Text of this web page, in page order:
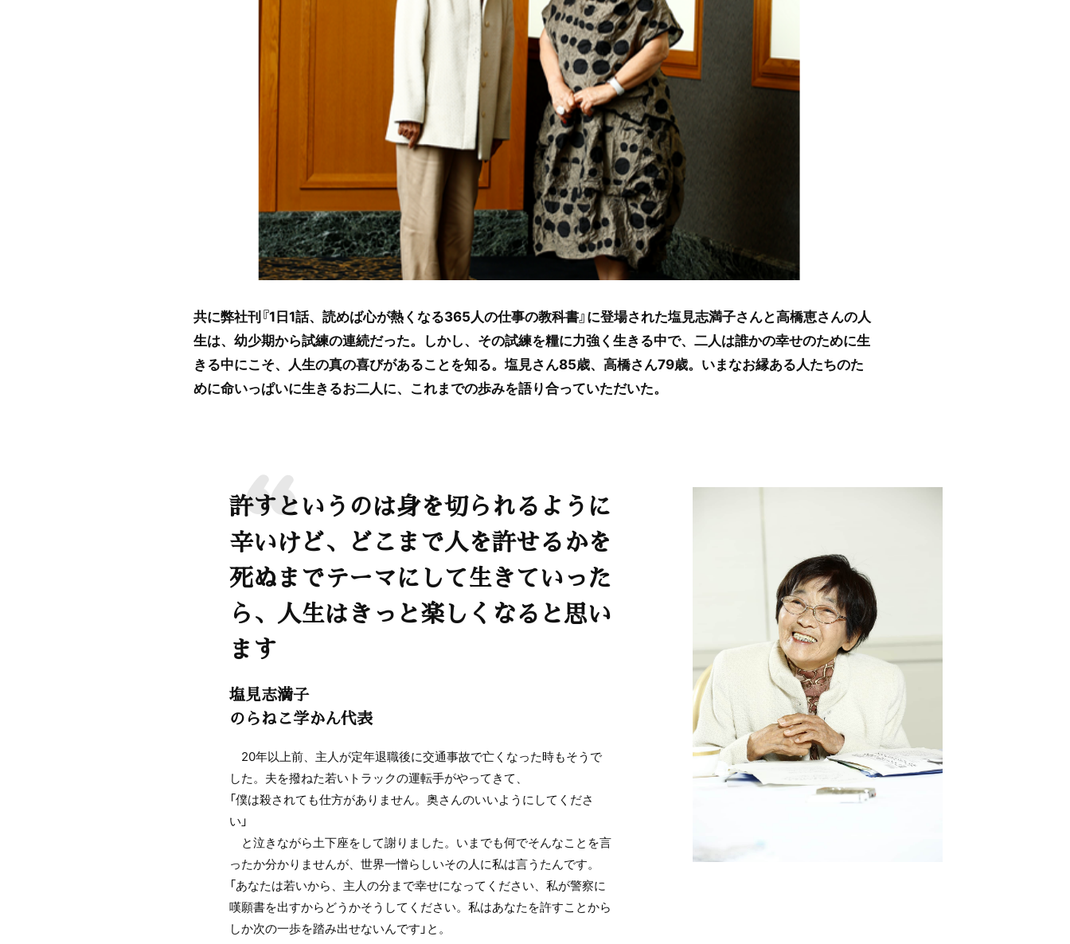
共に弊社刊『1日1話、読めば心が熱くなる365人の仕事の教科書』に登場された塩見志満子さんと高橋恵さんの人
生は、幼少期から試練の連続だった。しかし、その試練を糧に力強く生きる中で、二人は誰かの幸せのために生
きる中にこそ、人生の真の喜びがあることを知る。塩見さん85歳、高橋さん79歳。いまなお縁ある人たちのた
めに命いっぱいに生きるお二人に、これまでの歩みを語り合っていただいた。
許すというのは身を切られるように
辛いけど、どこまで人を許せるかを
死ぬまでテーマにして生きていった
ら、人生はきっと楽しくなると思い
ます
塩見志満子
のらねこ学かん代表
20年以上前、主人が定年退職後に交通事故で亡くなった時もそうで
した。夫を撥ねた若いトラックの運転手がやってきて、
「僕は殺されても仕方がありません。奥さんのいいようにしてくださ
い」
と泣きながら土下座をして謝りました。いまでも何でそんなことを言
ったか分かりませんが、世界一憎らしいその人に私は言うたんです。
「あなたは若いから、主人の分まで幸せになってください、私が警察に
嘆願書を出すからどうかそうしてください。私はあなたを許すことから
しか次の一歩を踏み出せないんです」と。